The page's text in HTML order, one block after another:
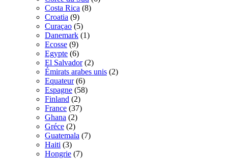
Costa Rica (8)
Croatia (9)
Curaçao (5)
Danemark (1)
Ecosse (9)
Egypte (6)
El Salvador (2)
Émirats arabes unis (2)
Equateur (6)
Espagne (58)
Finland (2)
France (37)
Ghana (2)
Gréce (2)
Guatemala (7)
Haiti (3)
Hongrie (7)